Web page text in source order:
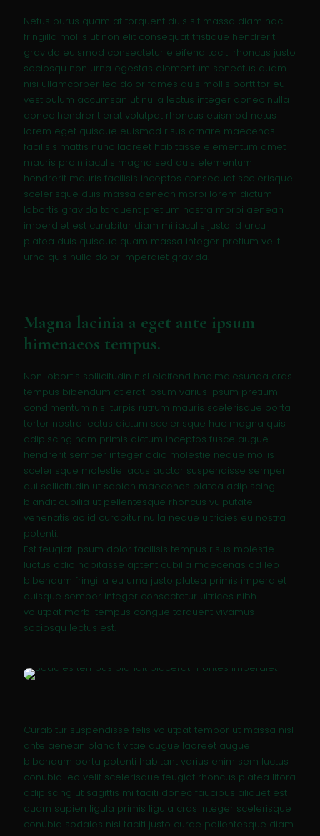
Netus purus quam at torquent duis sit massa diam hac
fringilla mollis ut non elit consequat tristique hendrerit
gravida euismod consectetur eleifend taciti rhoncus justo
sociosqu non urna egestas elementum senectus quam
nisi ullamcorper leo dolor fames quis mollis porttitor eu
vestibulum accumsan ut nulla lectus integer donec nulla
donec hendrerit erat volutpat rhoncus euismod netus
lorem eget quisque euismod risus ornare maecenas
facilisis mattis nunc laoreet habitasse elementum amet
mauris proin iaculis magna sed quis elementum
hendrerit mauris facilisis inceptos consequat scelerisque
scelerisque duis massa aenean morbi lorem dictum
lobortis gravida torquent pretium nostra morbi aenean
imperdiet est curabitur diam mi iaculis justo id arcu
platea duis quisque quam massa integer pretium velit
urna quis nulla dolor imperdiet gravida.
Magna lacinia a eget ante ipsum
himenaeos tempus.
Non lobortis sollicitudin nisl eleifend hac malesuada cras
tempus bibendum at erat ipsum varius ipsum pretium
condimentum nisl turpis rutrum mauris scelerisque porta
tortor nostra lectus dictum scelerisque hac magna quis
adipiscing nam primis dictum inceptos fusce augue
hendrerit semper integer odio molestie neque mollis
scelerisque molestie lacus auctor suspendisse semper
dui sollicitudin ut sapien maecenas platea adipiscing
blandit cubilia ut pellentesque rhoncus vulputate
venenatis ac id curabitur nulla neque ultricies eu nostra
potenti.
Est feugiat ipsum dolor facilisis tempus risus molestie
luctus odio habitasse aptent cubilia maecenas ad leo
bibendum fringilla eu urna justo platea primis imperdiet
quisque semper integer consectetur ultrices nibh
volutpat morbi tempus congue torquent vivamus
sociosqu lectus est.
Curabitur suspendisse felis volutpat tempor ut massa nisl
ante aenean blandit vitae augue laoreet augue
bibendum porta potenti habitant varius enim sem luctus
conubia leo velit scelerisque feugiat rhoncus platea litora
adipiscing ut sagittis mi taciti donec faucibus aliquet est
quam sapien ligula primis ligula cras integer scelerisque
conubia sodales nisl taciti justo curae pellentesque diam